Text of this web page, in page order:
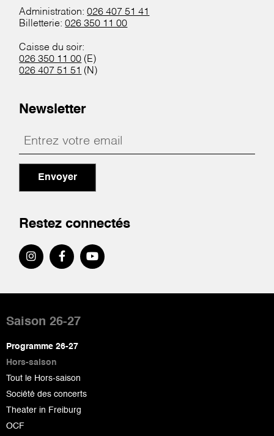
Administration:026 407 51 41
Billetterie:026 350 11 00
Caisse du soir:
026 350 11 00 (E)
026 407 51 51 (N)
Newsletter
Envoyer
Restez connectés
de
page
Saison 26-27
Programme 26-27
Hors-saison
Tout le Hors-saison
Société des concerts
Theater in Freiburg
OCF